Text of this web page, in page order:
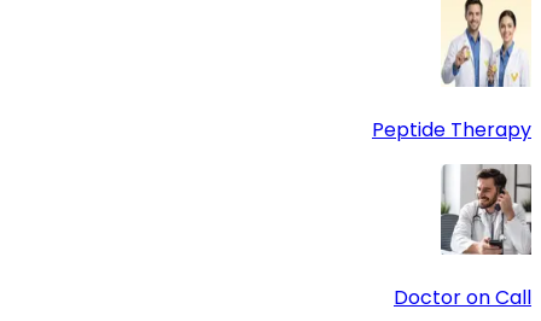
Peptide Therapy
Doctor on Call